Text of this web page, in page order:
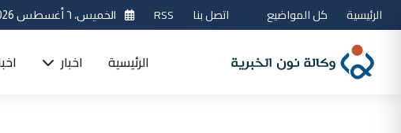
الرئيسية كل المواضيع اتصل بنا RSS الخميس، ٦ أغسطس 2026
الرئيسية اخبار